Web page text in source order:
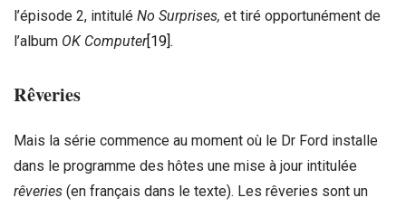
l’épisode 2, intitulé No Surprises, et tiré opportunément de
l’album OK Computer[19].
Rêveries
Mais la série commence au moment où le Dr Ford installe
dans le programme des hôtes une mise à jour intitulée
rêveries (en français dans le texte). Les rêveries sont un